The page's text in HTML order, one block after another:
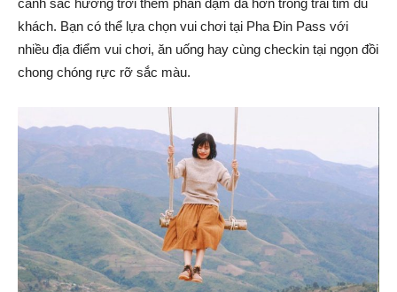
cảnh sắc hương trời thêm phần đậm đà hơn trong trái tim du
khách. Bạn có thể lựa chọn vui chơi tại Pha Đin Pass với
nhiều địa điểm vui chơi, ăn uống hay cùng checkin tại ngọn đồi
chong chóng rực rỡ sắc màu.